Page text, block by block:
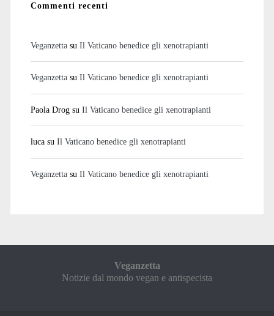
Commenti recenti
Veganzettasu Il Vaticano benedice gli xenotrapianti
Veganzettasu Il Vaticano benedice gli xenotrapianti
Paola Drogsu Il Vaticano benedice gli xenotrapianti
lucasu Il Vaticano benedice gli xenotrapianti
Veganzettasu Il Vaticano benedice gli xenotrapianti
Veganzetta
Notizie dal mondo vegan e antispecista